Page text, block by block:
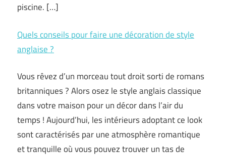
piscine. […]
Quels conseils pour faire une décoration de style
anglaise ?
Vous rêvez d’un morceau tout droit sorti de romans
britanniques ? Alors osez le style anglais classique
dans votre maison pour un décor dans l’air du
temps ! Aujourd’hui, les intérieurs adoptant ce look
sont caractérisés par une atmosphère romantique
et tranquille où vous pouvez trouver un tas de